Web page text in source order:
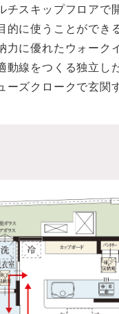
チスキップフロアで
的に使うことができ
力に優れたウォーク
動線をつくる独立し
ーズクロークで玄関